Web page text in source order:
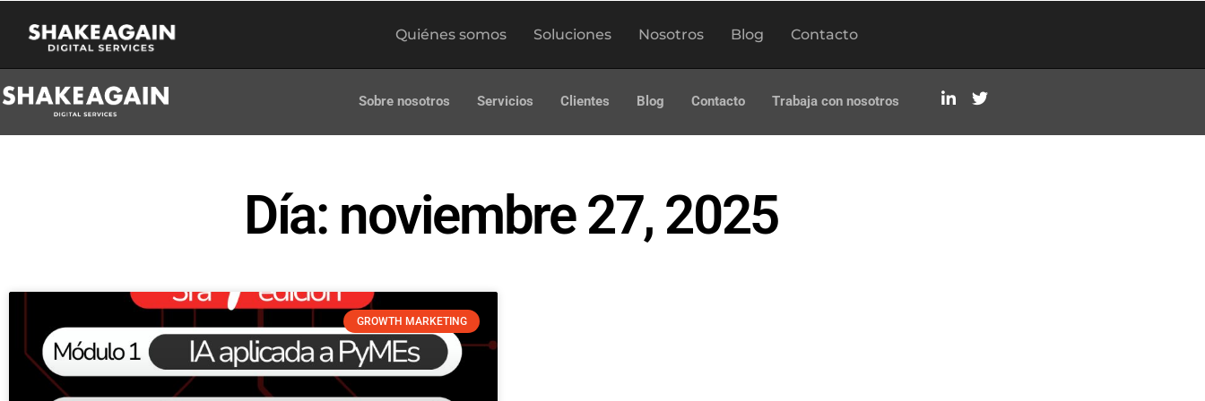
Quiénes somos Soluciones Nosotros Blog Contacto
Sobre nosotros Servicios Clientes Blog Contacto Trabaja con nosotros
Día: noviembre 27, 2025
GROWTH MARKETING